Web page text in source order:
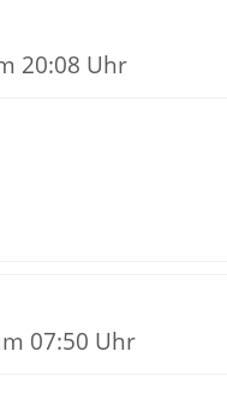
20:08 Uhr
07:50 Uhr